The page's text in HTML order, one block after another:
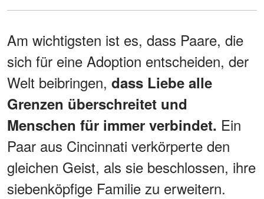
Am wichtigsten ist es, dass Paare, die
sich für eine Adoption entscheiden, der
Welt beibringen, dass Liebe alle
Grenzen überschreitet und
Menschen für immer verbindet. Ein
Paar aus Cincinnati verkörperte den
gleichen Geist, als sie beschlossen, ihre
siebenköpfige Familie zu erweitern.